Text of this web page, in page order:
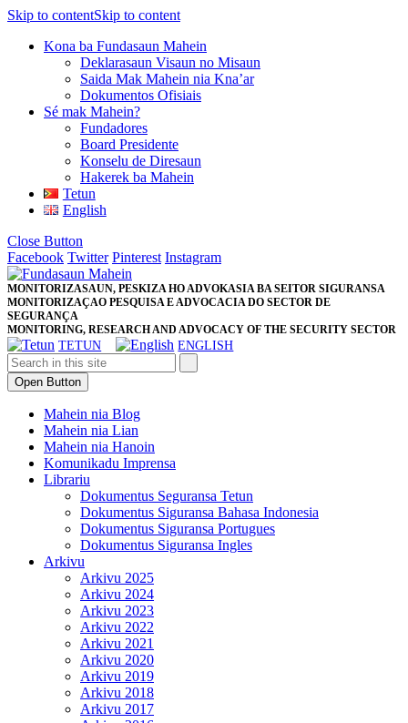
Skip to contentSkip to content
Kona ba Fundasaun Mahein
Deklarasaun Visaun no Misaun
Saida Mak Mahein nia Kna’ar
Dokumentos Ofisiais
Sé mak Mahein?
Fundadores
Board Presidente
Konselu de Diresaun
Hakerek ba Mahein
Tetun
English
Close Button
Facebook Twitter Pinterest Instagram
MONITORIZASAUN, PESKIZA HO ADVOKASIA BA SEITOR SIGURANSA
MONITORIZAÇAO PESQUISA E ADVOCACIA DO SECTOR DE
SEGURANÇA
MONITORING, RESEARCH AND ADVOCACY OF THE SECURITY SECTOR
TETUN ENGLISH
Open Button
Mahein nia Blog
Mahein nia Lian
Mahein nia Hanoin
Komunikadu Imprensa
Librariu
Dokumentus Seguransa Tetun
Dokumentus Siguransa Bahasa Indonesia
Dokumentus Siguransa Portugues
Dokumentus Siguransa Ingles
Arkivu
Arkivu 2025
Arkivu 2024
Arkivu 2023
Arkivu 2022
Arkivu 2021
Arkivu 2020
Arkivu 2019
Arkivu 2018
Arkivu 2017